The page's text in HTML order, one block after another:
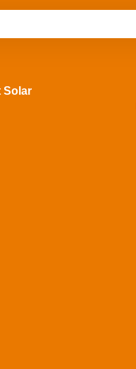
Solar